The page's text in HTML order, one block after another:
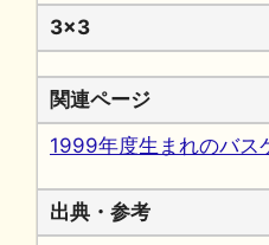
3x3
関連ページ
1999年度生まれのバス
出典・参考